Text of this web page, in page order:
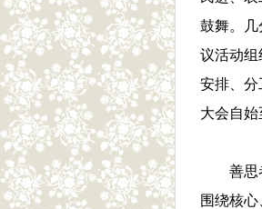
鼓舞。几
议活动组
安排、分
大会自始
善思
围绕核